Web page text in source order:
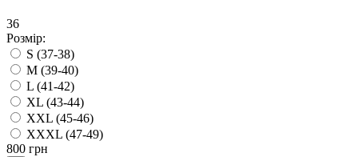
36
Розмір:
S (37-38)
M (39-40)
L (41-42)
XL (43-44)
XXL (45-46)
XXXL (47-49)
800 грн